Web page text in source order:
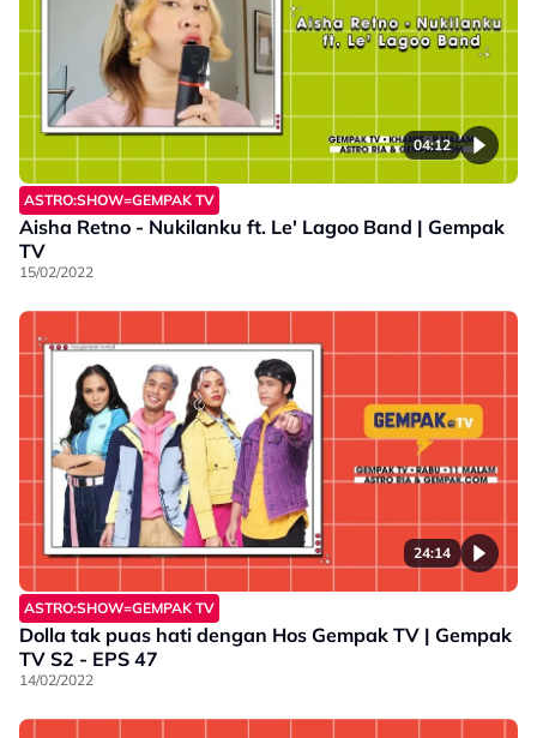
04:12
ASTRO:SHOW=GEMPAK TV
Aisha Retno - Nukilanku ft. Le' Lagoo Band | Gempak
TV
15/02/2022
24:14
ASTRO:SHOW=GEMPAK TV
Dolla tak puas hati dengan Hos Gempak TV | Gempak
TV S2 - EPS 47
14/02/2022